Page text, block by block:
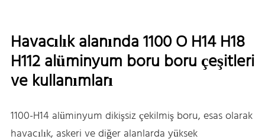
Havacılık alanında 1100 O H14 H18
H112 alüminyum boru boru çeşitleri
ve kullanımları
1100-H14 alüminyum dikişsiz çekilmiş boru, esas olarak
havacılık, askeri ve diğer alanlarda yüksek